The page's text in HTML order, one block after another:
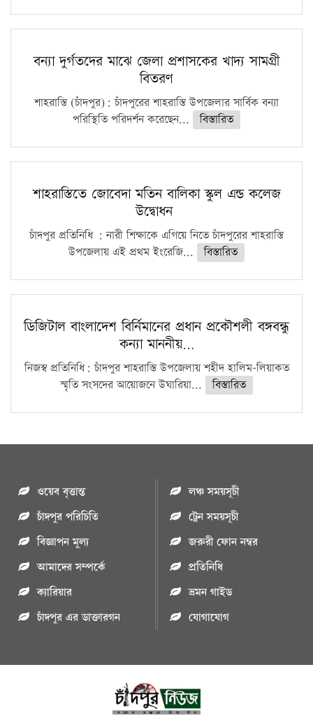
বন্যা দুর্গতদের মাঝে জেলা প্রশাসকের খাদ্য সামগ্রী
বিতরণ
শাহরাস্তি (চাঁদপুর): চাঁদপুরের শাহরাস্তি উপজেলার সার্বিক বন্যা
পরিস্থিতি পরিদর্শন করেছেন...
বিস্তারিত
শাহরাস্তিতে জোবেদা মতিন বালিকা স্কুল এন্ড কলেজ
উদ্বোধন
চাঁদপুর প্রতিনিধি : নারী শিক্ষাকে এগিয়ে নিতে চাঁদপুরের শাহরাস্তি
উপজেলায় এই প্রথম ইংরেজি...
বিস্তারিত
ডিজিটাল বাংলাদেশ বির্নিমানের প্রধান প্রকৌশলী বঙ্গবন্ধু
কন্যা মাননীয়…
নিজস্ব প্রতিনিধি: চাঁদপুর শাহরাস্তি উপজেলায় শহীদ হালিম-লিয়াকত
স্মৃতি সংসদের আয়োজনে উঘারিয়া...
বিস্তারিত
ওয়েব বৃত্তান্ত
চাঁদপুর পরিচিতি
বিজ্ঞাপন মুল্য
আমাদের সম্পর্কে
ক্যারিয়ার
চাঁদপুর এর ডাক্তারগন
লঞ্চ সময়সূচী
ট্রেন সময়সূচী
জরুরী ফোন নম্বর
প্রতিনিধি
ভ্রমন গাইড
যোগাযোগ